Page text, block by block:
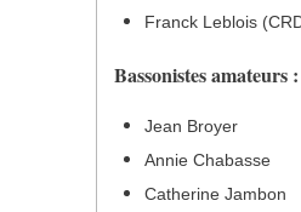
Franck Leblois
Bassonistes amateurs :
Jean Broyer
Annie Chabasse
Catherine Jambon